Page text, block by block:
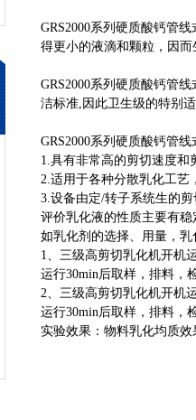
GRS2000系列硬质酸钙管
得更小的液滴和颗粒，因而
GRS2000系列硬质酸钙管
洁标准,因此卫生级的特别
GRS2000系列硬质酸钙管线
1.具有非常高的剪切速度和
2.适用于各种分散乳化工艺
3.设备由定/转子系统生的
评价乳化液的性质主要有
如乳化剂的选择、用量，
1、三级高剪切乳化机开机
运行30min后取样，排料，
2、三级高剪切乳化机开机
运行30min后取样，排料，
实验效果：物料乳化均质